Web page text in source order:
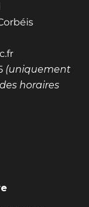
(uniquement
horaires